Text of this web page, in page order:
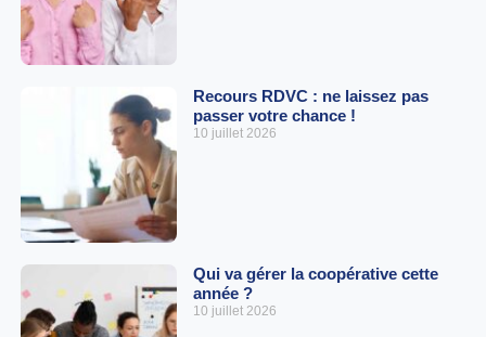
Recours RDVC : ne laissez pas
passer votre chance !
10 juillet 2026
Qui va gérer la coopérative cette
année ?
10 juillet 2026